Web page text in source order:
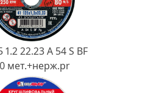
1.2 22.23 A 54 S BF
мет.+нерж.pr